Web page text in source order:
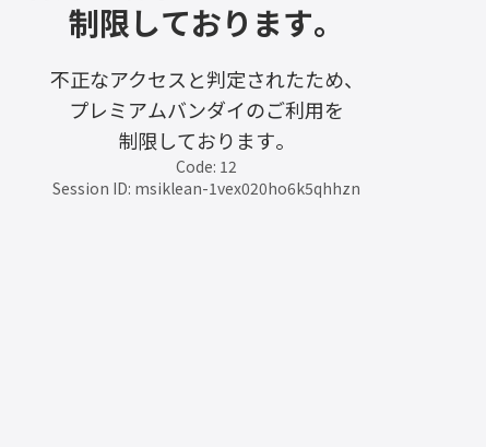
制限しております。
不正なアクセスと判定されたため、
プレミアムバンダイのご利用を
制限しております。
Code: 12
Session ID: msiklean-1vex020ho6k5qhhzn